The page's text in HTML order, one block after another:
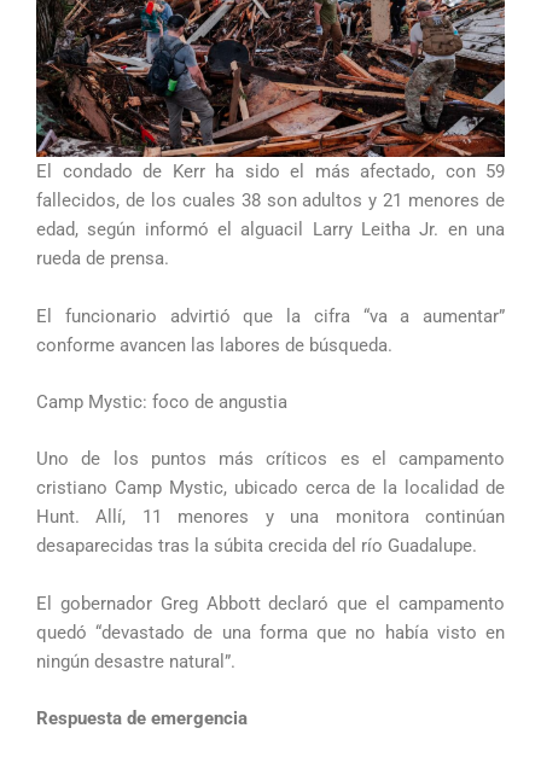
El condado de Kerr ha sido el más afectado, con 59
fallecidos, de los cuales 38 son adultos y 21 menores de
edad, según informó el alguacil Larry Leitha Jr. en una
rueda de prensa.
El funcionario advirtió que la cifra “va a aumentar”
conforme avancen las labores de búsqueda.
Camp Mystic: foco de angustia
Uno de los puntos más críticos es el campamento
cristiano Camp Mystic, ubicado cerca de la localidad de
Hunt. Allí, 11 menores y una monitora continúan
desaparecidas tras la súbita crecida del río Guadalupe.
El gobernador Greg Abbott declaró que el campamento
quedó “devastado de una forma que no había visto en
ningún desastre natural”.
Respuesta de emergencia